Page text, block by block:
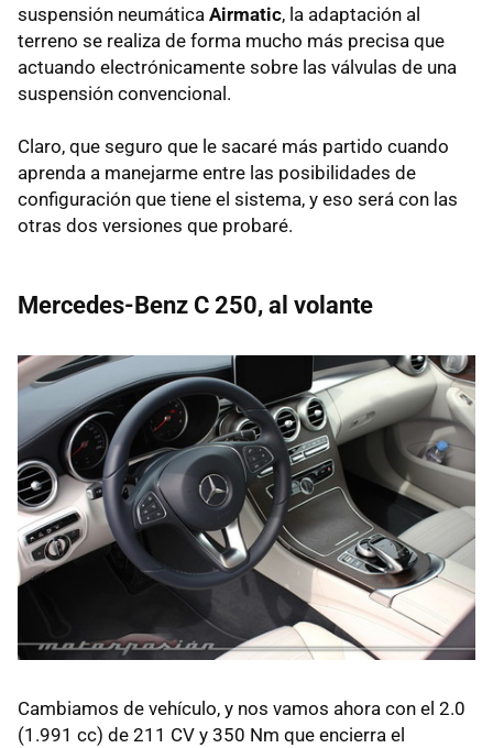
suspensión neumática Airmatic, la adaptación al
terreno se realiza de forma mucho más precisa que
actuando electrónicamente sobre las válvulas de una
suspensión convencional.
Claro, que seguro que le sacaré más partido cuando
aprenda a manejarme entre las posibilidades de
configuración que tiene el sistema, y eso será con las
otras dos versiones que probaré.
Mercedes-Benz C 250, al volante
Cambiamos de vehículo, y nos vamos ahora con el 2.0
(1.991 cc) de 211 CV y 350 Nm que encierra el